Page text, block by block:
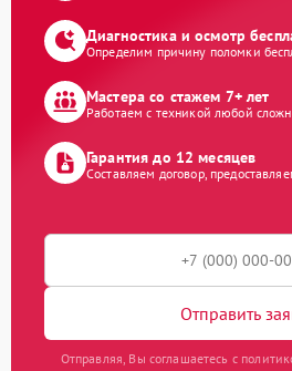
Диагностика и осмотр
Определим причину поломки
Мастера со стажем 7+ лет
Работаем с техникой любой
Гарантия до 12 месяцев
Составляем договор,
Отправить
Отправляя, Вы соглашаетесь с